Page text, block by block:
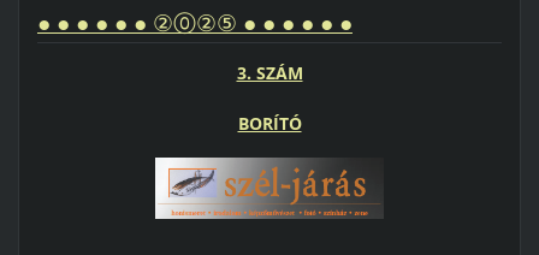
● ● ● ● ● ● ②⓪②⑤ ● ● ● ● ● ●
3. SZÁM
BORÍTÓ